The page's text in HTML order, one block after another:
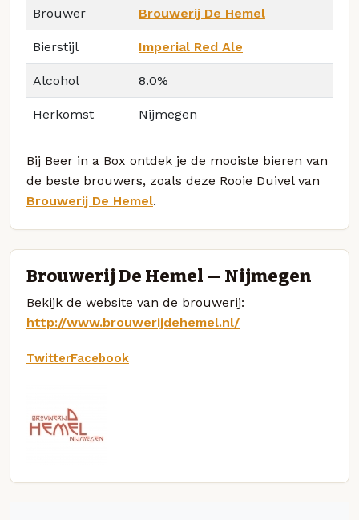
Brouwer Brouwerij De Hemel
Bierstijl Imperial Red Ale
Alcohol 8.0%
Herkomst Nijmegen
Bij Beer in a Box ontdek je de mooiste bieren van
de beste brouwers, zoals deze Rooie Duivel van
Brouwerij De Hemel.
Brouwerij De Hemel — Nijmegen
Bekijk de website van de brouwerij:
http://www.brouwerijdehemel.nl/
TwitterFacebook